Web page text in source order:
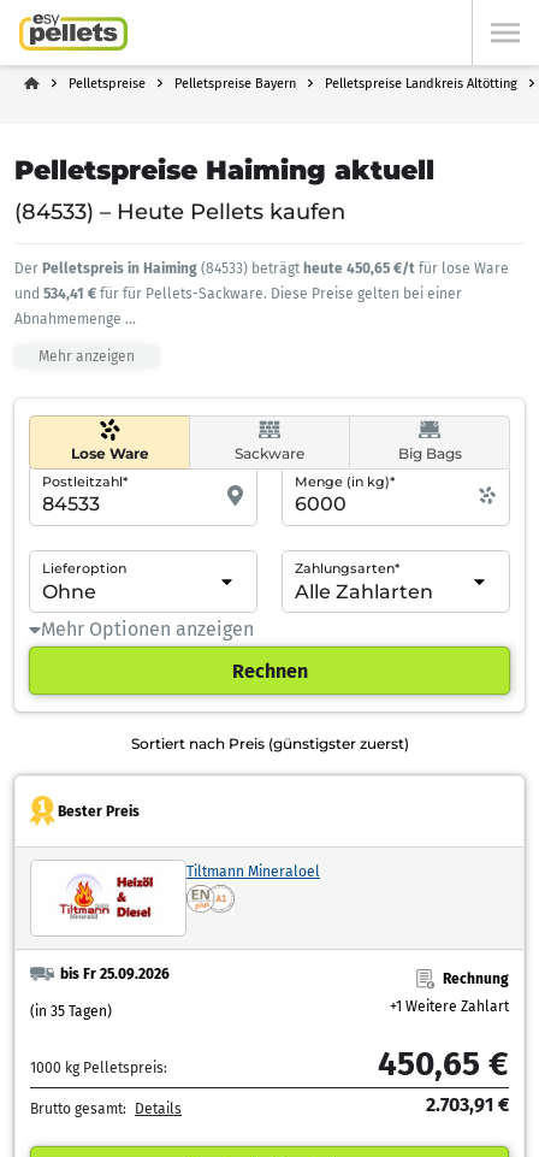
Pelletspreise Pelletspreise Bayern Pelletspreise Landkreis Altötting
Pelletspreise Haiming aktuell
(84533) – Heute Pellets kaufen
Der Pelletspreis in Haiming (84533) beträgt heute 450,65 €/t für lose Ware
und 534,41 € für für Pellets-Sackware. Diese Preise gelten bei einer
Abnahmemenge ...
Mehr anzeigen
Lose Ware Sackware Big Bags
Postleitzahl* Menge (in kg)*
Lieferoption Zahlungsarten*
Mehr Optionen anzeigen
Rechnen
Sortiert nach Preis (günstigster zuerst)
Bester Preis
Tiltmann Mineraloel
bis Fr 25.09.2026
(in 35 Tagen)
Rechnung
+1 Weitere Zahlart
1000 kg Pelletspreis: 450,65 €
Brutto gesamt: Details 2.703,91 €